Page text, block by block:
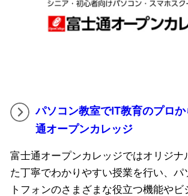
パソコン教室でIT教育のプロ
通オープンカレッジ
富士通オープンカレッジではオリジナ
た丁寧でわかりやすい授業を行い、パ
トフォンのさまざまな役立つ機能やビ